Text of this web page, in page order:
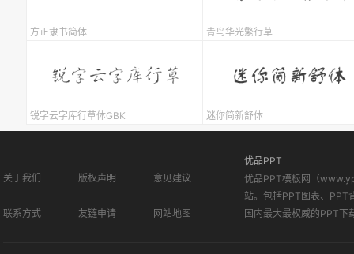
方正隶书简体 青鸟华光繁行草
锐字云字库行草体GBK 迷你简新舒体
关于我们 版权声明 意见建议
联系方式 友链申请 网站地图
优品PPT
优品PPT模板网（
站。包括PPT图表、PPT
国内最大最权威的PPT下